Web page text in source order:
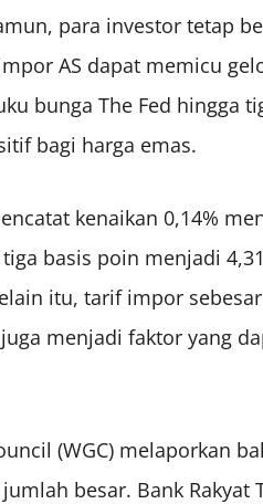
para investor tetap
AS dapat memicu
bunga The Fed hingga
bagi harga emas.
kenaikan 0,14%
basis poin menjadi
itu, tarif impor
menjadi faktor yang
(WGC) melaporkan
besar. Bank Rakyat